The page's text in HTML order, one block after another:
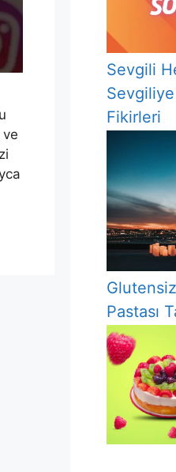
Sevgili
Fikirleri
Pastası